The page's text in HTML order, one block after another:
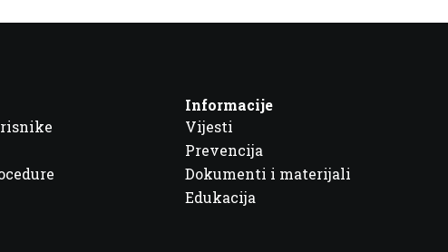
Informacije
Vijesti
Prevencija
Dokumenti i materijali
Edukacija